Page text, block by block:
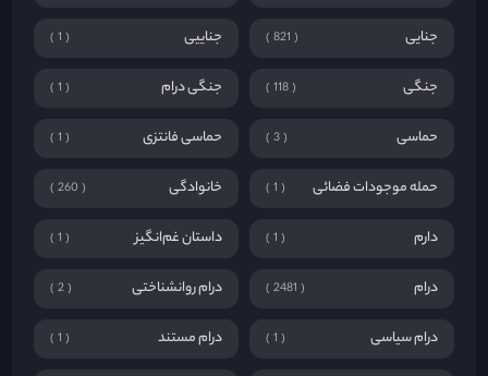
جنایی 821 جناییی 1
جنگی 118 جنگی درام 1
حماسی 3 حماسی فانتزی 1
حمله موجودات فضائی 1 خانوادگی 260
دارم 1 داستان غم‌انگیز 1
درام 2481 درام روانشناختی 2
درام سیاسی 1 درام مستند 1